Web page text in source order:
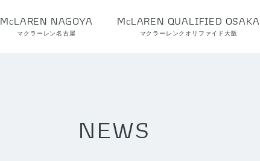
McLAREN NAGOYA
マクラーレン名古屋
McLAREN QUALIFIED OSAKA
マクラーレンクオリファイド大阪
NEWS